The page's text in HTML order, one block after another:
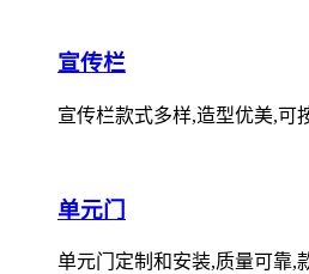
宣传栏
宣传栏款式多样,造型优美,可
单元门
单元门定制和安装,质量可靠,